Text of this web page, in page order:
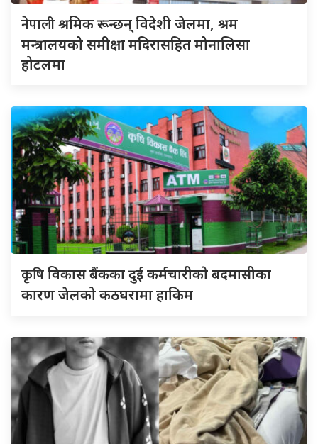
नेपालीश्रमिक रून्छन् विदेशी जेलमा, श्रम
मन्त्रालयको समीक्षा मदिरासहित मोनालिसा
होटलमा
कृषिविकास बैंकका दुई कर्मचारीकाे बदमासीका
कारण जेलको कठघरामा हाकिम